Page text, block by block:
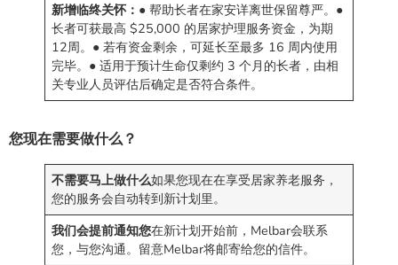
新增临终关怀： ● 帮助长者在家安详离世保留尊严。●
长者可获最高 $25,000 的居家护理服务资金，为期
12周。● 若有资金剩余，可延长至最多 16 周内使用
完毕。● 适用于预计生命仅剩约 3 个月的长者，由相
关专业人员评估后确定是否符合条件。
您现在需要做什么？
不需要马上做什么如果您现在在享受居家养老服务，
您的服务会自动转到新计划里。
我们会提前通知您在新计划开始前，Melbar会联系
您，与您沟通。留意Melbar将邮寄给您的信件。